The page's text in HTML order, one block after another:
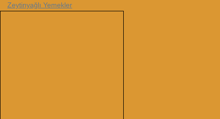
Zeytinyağlı Yemekler